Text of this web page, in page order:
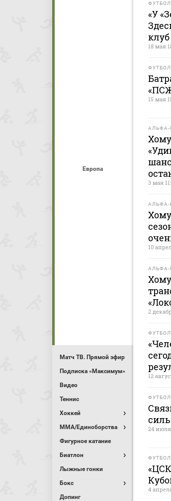
Европа
Матч ТВ. Прямой эфир
Подписка «Максимум»
Видео
Теннис
Хоккей
MMA/Единоборства
Фигурное катание
Биатлон
Лыжные гонки
Бокс
Допинг
ФУТБОЛ
«У
18 мая
ФУТБОЛ
15 мая
АЛЬФА-
3 мая
АЛЬФА-
10
АЛЬФА-
2
ФУТБОЛ
12
ФУТБОЛ
24 июля
ФУТБОЛ
4